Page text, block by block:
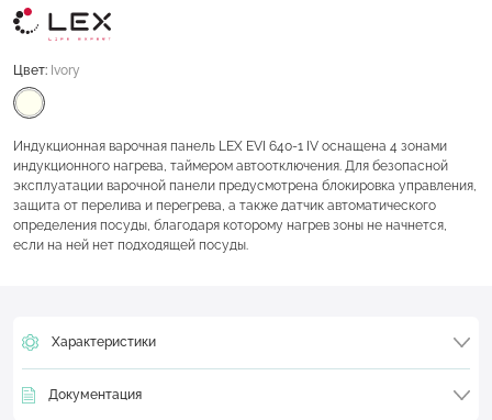
Цвет: Ivory
Индукционная варочная панель LEX EVI 640-1 IV оснащена 4 зонами
индукционного нагрева, таймером автоотключения. Для безопасной
эксплуатации варочной панели предусмотрена блокировка управления,
защита от перелива и перегрева, а также датчик автоматического
определения посуды, благодаря которому нагрев зоны не начнется,
если на ней нет подходящей посуды.
Характеристики
Документация